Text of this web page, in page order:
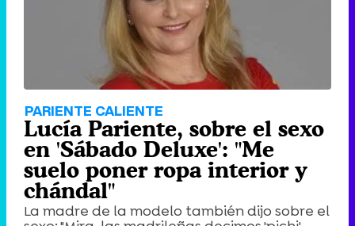
PARIENTE CALIENTE
Lucía Pariente, sobre el sexo
en 'Sábado Deluxe': "Me
suelo poner ropa interior y
chándal"
La madre de la modelo también dijo sobre el